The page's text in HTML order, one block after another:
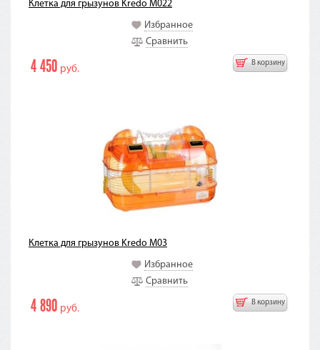
Клетка для грызунов Kredo M022
Избранное
Сравнить
В корзину
4 450 руб.
Клетка для грызунов Kredo M03
Избранное
Сравнить
В корзину
4 890 руб.